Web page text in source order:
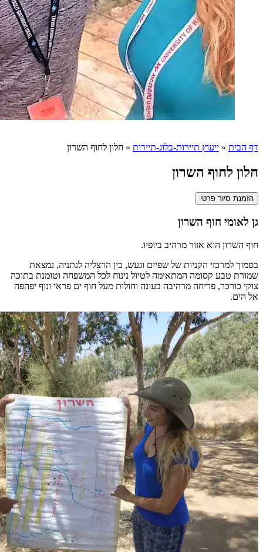
דף הבית » ייעוץ תיירות-בלוג-תיירות » חלון לחוף השרון
חלון לחוף השרון
הזמנת סיור פרטי
גן לאומי חוף השרון
חוף השרון הוא אזור מרהיב ביופיו.
בסמוך למרכזי הקניות של שפיים וגעש, בין הרצליה לנתניה, נמצאת
שמורת טבע קסומה המתאימה לטיול נינוח לכל המשפחה וטומנת בתוכה
צוקי כורכר, פריחה מרהיבה בעונה וחולות מעל חוף ים פראי ונוף יפהפה
אל הים.